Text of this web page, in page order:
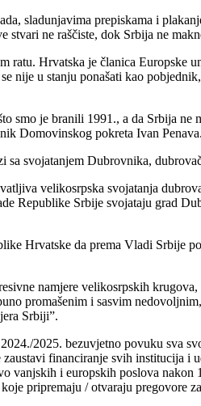
sladunjavima prepiskama i
ne raščiste, dok Srbija ne
Hrvatska je članica Europske
u stanju ponašati kao
smo je branili 1991., a da Srbija
Domovinskog pokreta Ivan Penava.
svojatanjem Dubrovnika,
velikosrpska svojatanja
Republike Srbije svojataju grad
Hrvatske da prema Vladi Srbije
namjere velikosrpskih
promašenim i sasvim
Srbiji”.
2025. bezuvjetno povuku sva
financiranje svih institucija
i europskih poslova
pripremaju / otvaraju pregovore